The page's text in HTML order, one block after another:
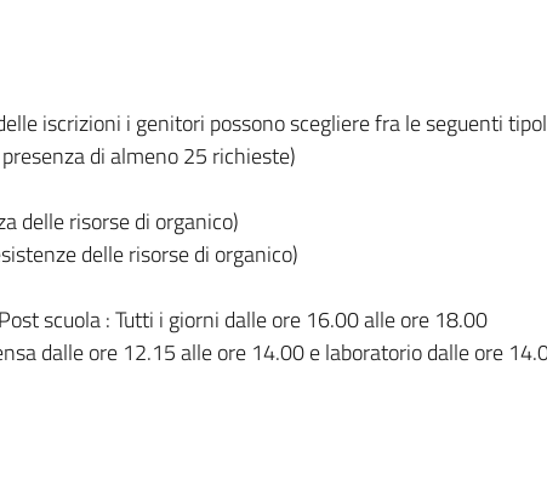
iscrizioni i genitori possono scegliere fra le seguenti
di almeno 25 richieste)
delle risorse di organico)
delle risorse di organico)
scuola : Tutti i giorni dalle ore 16.00 alle ore 18.00
dalle ore 12.15 alle ore 14.00 e laboratorio dalle ore